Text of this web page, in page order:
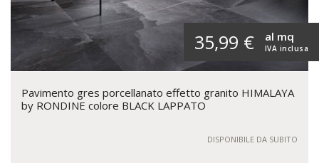
35,99 € IVA inclusa
al mq
Pavimento gres porcellanato effetto granito HIMALAYA
by RONDINE colore BLACK LAPPATO
DISPONIBILE DA SUBITO